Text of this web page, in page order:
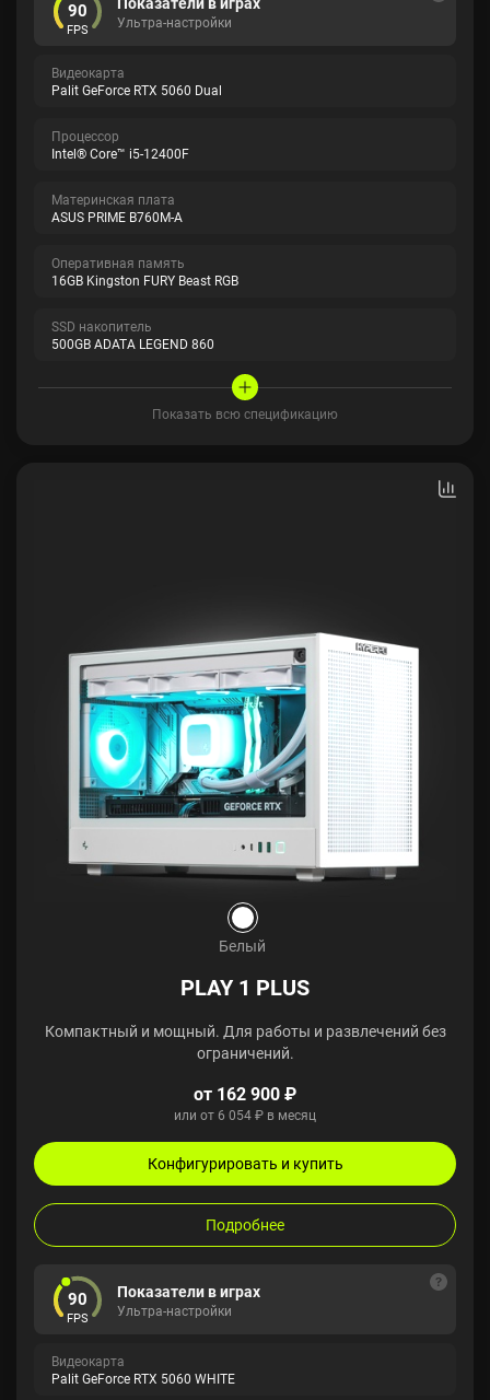
90
FPS Ультра-настройки
Видеокарта
Palit GeForce RTX 5060 Dual
Процессор
Intel® Core™ i5-12400F
Материнская плата
ASUS PRIME B760M-A
Оперативная память
16GB Kingston FURY Beast RGB
SSD накопитель
500GB ADATA LEGEND 860
Показать всю спецификацию
Белый
PLAY 1 PLUS
Компактный и мощный. Для работы и развлечений без
ограничений.
от 162 900 ₽
или от 6 054 ₽ в месяц
Конфигурировать и купить
Подробнее
90
FPS
Показатели в играх
Ультра-настройки
Видеокарта
Palit GeForce RTX 5060 WHITE